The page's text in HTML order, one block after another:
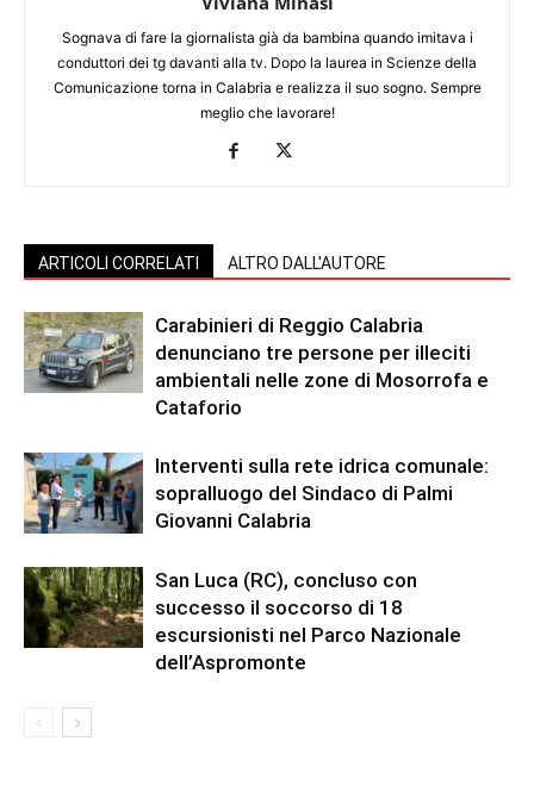
Sognava di fare la giornalista già da bambina quando imitava i
conduttori dei tg davanti alla tv. Dopo la laurea in Scienze della
Comunicazione torna in Calabria e realizza il suo sogno. Sempre
meglio che lavorare!
ARTICOLI CORRELATI ALTRO DALL'AUTORE
Carabinieri di Reggio Calabria
denunciano tre persone per illeciti
ambientali nelle zone di Mosorrofa e
Cataforio
Interventi sulla rete idrica comunale:
sopralluogo del Sindaco di Palmi
Giovanni Calabria
San Luca (RC), concluso con
successo il soccorso di 18
escursionisti nel Parco Nazionale
dell’Aspromonte